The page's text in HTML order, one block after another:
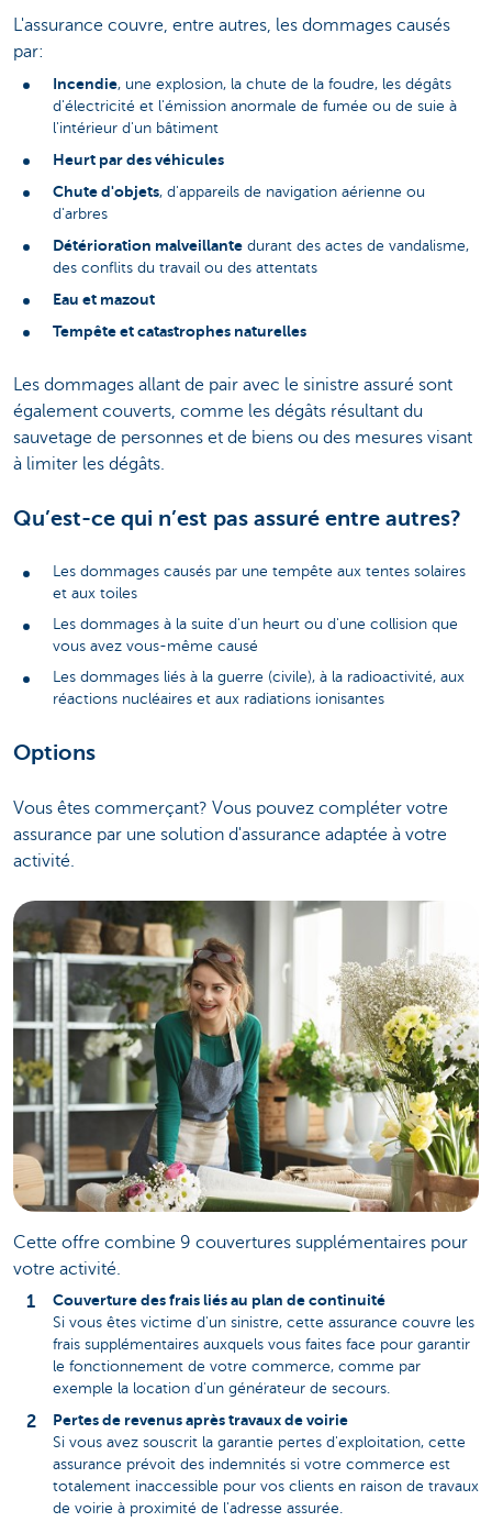
L'assurance couvre, entre autres, les dommages causés
par:
Incendie, une explosion, la chute de la foudre, les dégâts
d'électricité et l'émission anormale de fumée ou de suie à
l'intérieur d'un bâtiment
Heurt par des véhicules
Chute d'objets, d'appareils de navigation aérienne ou
d'arbres
Détérioration malveillante durant des actes de vandalisme,
des conflits du travail ou des attentats
Eau et mazout
Tempête et catastrophes naturelles
Les dommages allant de pair avec le sinistre assuré sont
également couverts, comme les dégâts résultant du
sauvetage de personnes et de biens ou des mesures visant
à limiter les dégâts.
Qu’est-ce qui n’est pas assuré entre autres?
Les dommages causés par une tempête aux tentes solaires
et aux toiles
Les dommages à la suite d'un heurt ou d'une collision que
vous avez vous-même causé
Les dommages liés à la guerre (civile), à la radioactivité, aux
réactions nucléaires et aux radiations ionisantes
Options
Vous êtes commerçant? Vous pouvez compléter votre
assurance par une solution d'assurance adaptée à votre
activité.
Cette offre combine 9 couvertures supplémentaires pour
votre activité.
Couverture des frais liés au plan de continuité
Si vous êtes victime d'un sinistre, cette assurance couvre les
frais supplémentaires auxquels vous faites face pour garantir
le fonctionnement de votre commerce, comme par
exemple la location d'un générateur de secours.
Pertes de revenus après travaux de voirie
Si vous avez souscrit la garantie pertes d'exploitation, cette
assurance prévoit des indemnités si votre commerce est
totalement inaccessible pour vos clients en raison de travaux
de voirie à proximité de l'adresse assurée.